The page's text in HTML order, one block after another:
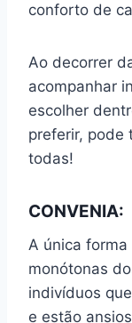
conforto de
Ao decorrer
acompanhar
escolher
preferir, pode
todas!
CONVENIA:
A única
monótonas
indivíduos
e estão